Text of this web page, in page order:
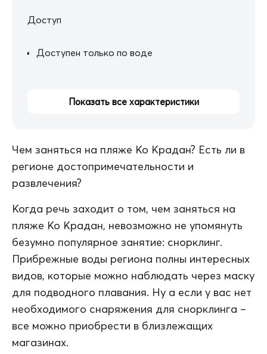
Доступ
Доступен только по воде
Показать все характеристики
Чем заняться на пляже Ко Крадан? Есть ли в
регионе достопримечательности и
развлечения?
Когда речь заходит о том, чем заняться на
пляже Ко Крадан, невозможно не упомянуть
безумно популярное занятие: снорклинг.
Прибрежные воды региона полны интересных
видов, которые можно наблюдать через маску
для подводного плавания. Ну а если у вас нет
необходимого снаряжения для снорклинга –
все можно приобрести в близлежащих
магазинах.